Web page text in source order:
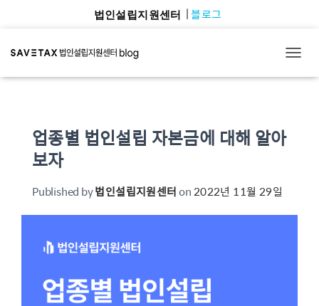
법인설립지원센터 블로그
업종별 법인설립 자본금에 대해 알아
보자
Published by법인설립지원센터on2022년 11월 29일